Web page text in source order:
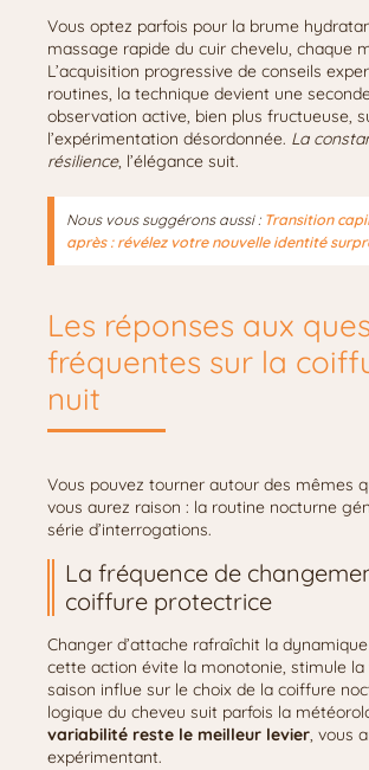
Vous optez parfois pour la brume
massage rapide du cuir chevelu, chaque
L’acquisition progressive de conseils
routines, la technique devient une
observation active, bien plus fructueuse,
l’expérimentation désordonnée. La
résilience, l’élégance suit.
Nous vous suggérons aussi : Transition
après : révélez votre nouvelle identité
Les réponses aux
fréquentes sur la
nuit
Vous pouvez tourner autour des mêmes
vous aurez raison : la routine nocturne
série d’interrogations.
La fréquence de
coiffure protectrice
Changer d’attache rafraîchit la
cette action évite la monotonie, stimule la
saison influe sur le choix de la coiffure
logique du cheveu suit parfois la
variabilité reste le meilleur levier, vous
expérimentant.